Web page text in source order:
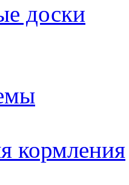
доски
кормления